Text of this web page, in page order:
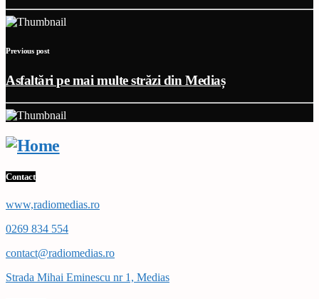
Previous post
Asfaltări pe mai multe străzi din Mediaș
Contact
www,radiomedias.ro
0269 834 554
contact@radiomedias.ro
Strada Mihai Eminescu nr 1, Medias